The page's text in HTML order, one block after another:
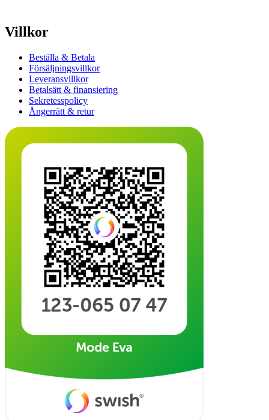
Villkor
Beställa & Betala
Försäljningsvillkor
Leveransvillkor
Betalsätt & finansiering
Sekretesspolicy
Ångerrätt & retur